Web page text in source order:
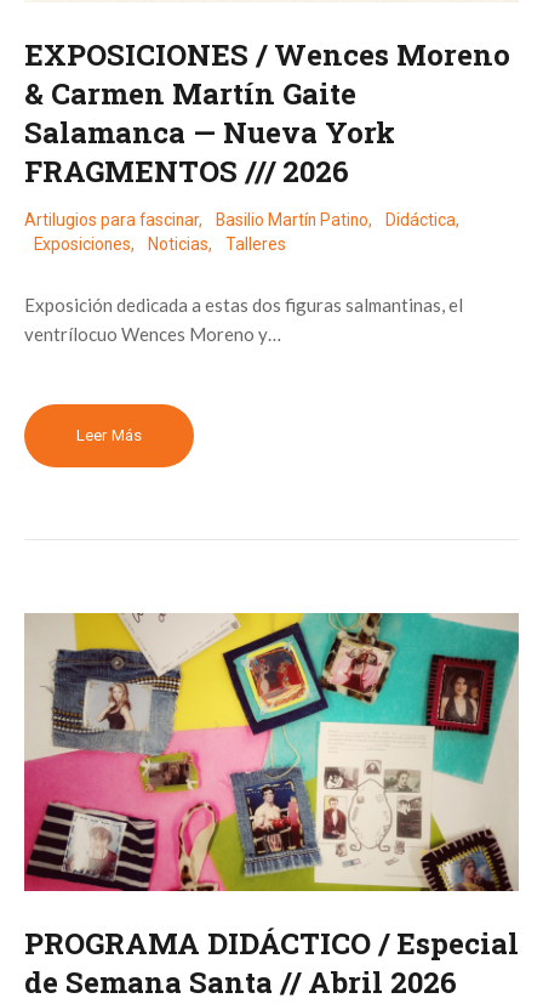
EXPOSICIONES / Wences Moreno
& Carmen Martín Gaite
Salamanca — Nueva York
FRAGMENTOS /// 2026
Artilugios para fascinar, Basilio Martín Patino, Didáctica,
Exposiciones, Noticias, Talleres
Exposición dedicada a estas dos figuras salmantinas, el
ventrílocuo Wences Moreno y…
Leer Más
PROGRAMA DIDÁCTICO / Especial
de Semana Santa // Abril 2026